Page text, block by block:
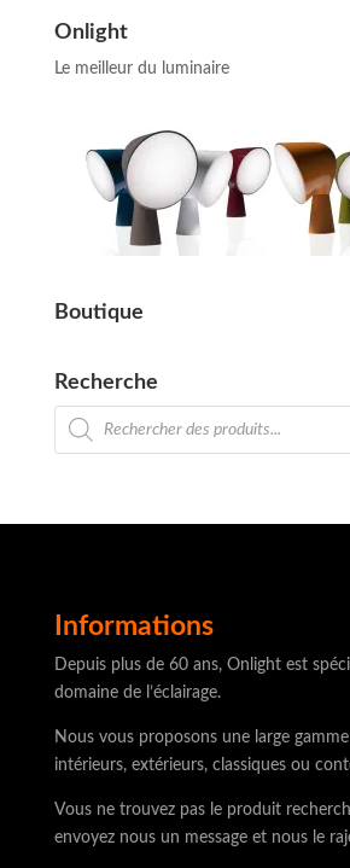
Onlight
Le meilleur du luminaire
Boutique
Recherche
Recherche
de
produits
Informations
Depuis plus de 60 ans, Onlight est
domaine de l’éclairage.
Nous vous proposons une large
intérieurs, extérieurs, classiques ou
Vous ne trouvez pas le produit
envoyez nous un message et nous le